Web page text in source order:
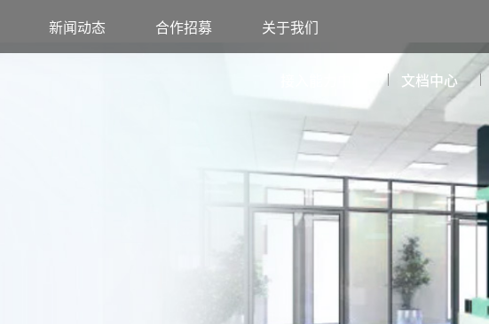
新闻动态 合作招募 关于我们
文档中心